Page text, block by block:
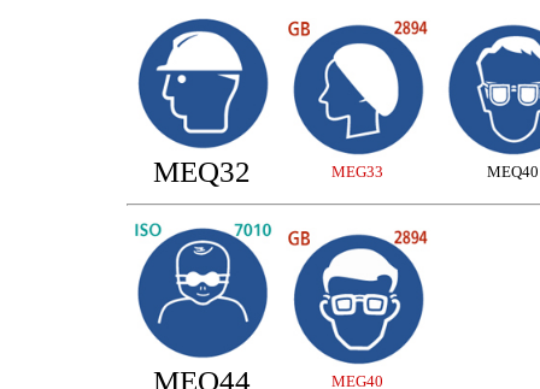
MEQ32 MEG33 MEQ40
MEQ44 MEG40